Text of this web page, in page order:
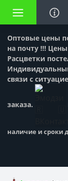
Оптовые цены
на почту !!!
Расцветки
связи с
заказа.
наличие и сроки